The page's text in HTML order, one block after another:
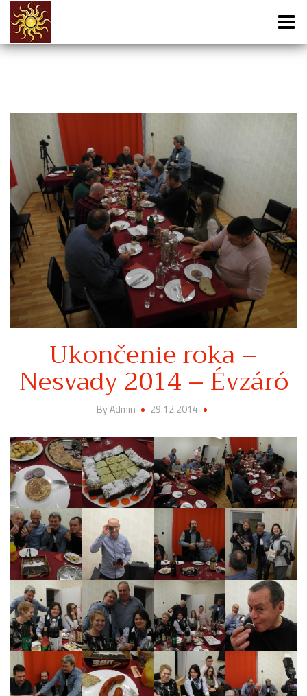
Ukončenie roka –
Nesvady 2014 – Évzáró
By Admin 29.12.2014